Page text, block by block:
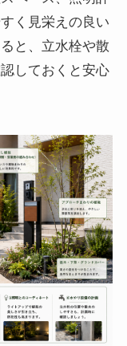
く見栄えの良い
と、立水栓や散
しておくと安心